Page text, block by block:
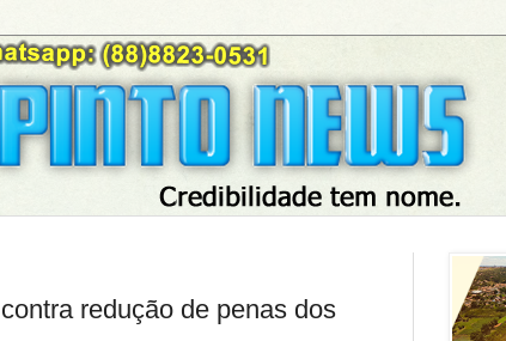
redução de penas dos